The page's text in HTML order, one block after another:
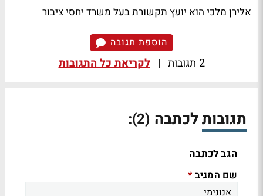
אלירן מלכי הוא יועץ תקשורת בעל משרד יחסי ציבור
הוספת תגובה
2 תגובות | לקריאת כל התגובות
תגובות לכתבה (2)
:
הגב לכתבה
שם המגיב *